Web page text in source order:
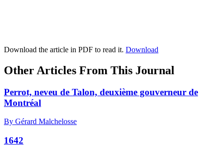
Download the article in PDF to read it. Download
Other Articles From This Journal
Perrot, neveu de Talon, deuxième gouverneur de
Montréal
By Gérard Malchelosse
1642